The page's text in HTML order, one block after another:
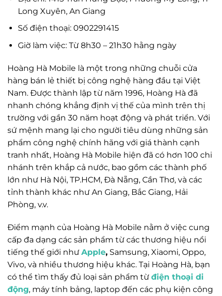
Long Xuyên, An Giang
Số điện thoại: 0902291415
Giờ làm việc: Từ 8h30 – 21h30 hằng ngày
Hoàng Hà Mobile là một trong những chuỗi cửa
hàng bán lẻ thiết bị công nghệ hàng đầu tại Việt
Nam. Được thành lập từ năm 1996, Hoàng Hà đã
nhanh chóng khẳng định vị thế của mình trên thị
trường với gần 30 năm hoạt động và phát triển. Với
sứ mệnh mang lại cho người tiêu dùng những sản
phẩm công nghệ chính hãng với giá thành cạnh
tranh nhất, Hoàng Hà Mobile hiện đã có hơn 100 chi
nhánh trên khắp cả nước, bao gồm các thành phố
lớn như Hà Nội, TP.HCM, Đà Nẵng, Cần Thơ, và các
tỉnh thành khác như An Giang, Bắc Giang, Hải
Phòng, v.v.
Điểm mạnh của Hoàng Hà Mobile nằm ở việc cung
cấp đa dạng các sản phẩm từ các thương hiệu nổi
tiếng thế giới như Apple, Samsung, Xiaomi, Oppo,
Vivo, và nhiều thương hiệu khác. Tại Hoàng Hà, bạn
có thể tìm thấy đủ loại sản phẩm từ điện thoại di
động, máy tính bảng, laptop đến các phụ kiện công